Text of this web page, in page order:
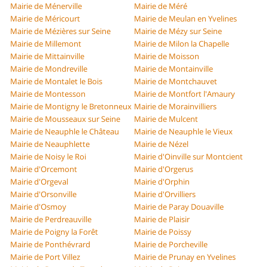
Mairie de Ménerville
Mairie de Méré
Mairie de Méricourt
Mairie de Meulan en Yvelines
Mairie de Mézières sur Seine
Mairie de Mézy sur Seine
Mairie de Millemont
Mairie de Milon la Chapelle
Mairie de Mittainville
Mairie de Moisson
Mairie de Mondreville
Mairie de Montainville
Mairie de Montalet le Bois
Mairie de Montchauvet
Mairie de Montesson
Mairie de Montfort l'Amaury
Mairie de Montigny le Bretonneux Mairie de Morainvilliers
Mairie de Mousseaux sur Seine
Mairie de Mulcent
Mairie de Neauphle le Château
Mairie de Neauphle le Vieux
Mairie de Neauphlette
Mairie de Nézel
Mairie de Noisy le Roi
Mairie d'Oinville sur Montcient
Mairie d'Orcemont
Mairie d'Orgerus
Mairie d'Orgeval
Mairie d'Orphin
Mairie d'Orsonville
Mairie d'Orvilliers
Mairie d'Osmoy
Mairie de Paray Douaville
Mairie de Perdreauville
Mairie de Plaisir
Mairie de Poigny la Forêt
Mairie de Poissy
Mairie de Ponthévrard
Mairie de Porcheville
Mairie de Port Villez
Mairie de Prunay en Yvelines